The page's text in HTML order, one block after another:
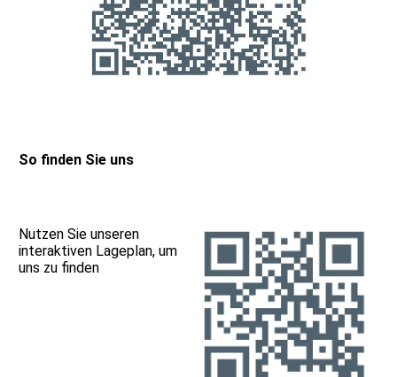
So finden Sie uns
Nutzen Sie unseren
interaktiven Lageplan, um
uns zu finden